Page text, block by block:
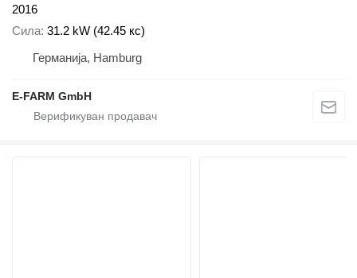
2016
Сила 31.2 kW (42.45 кс)
Германија, Hamburg
E-FARM GmbH